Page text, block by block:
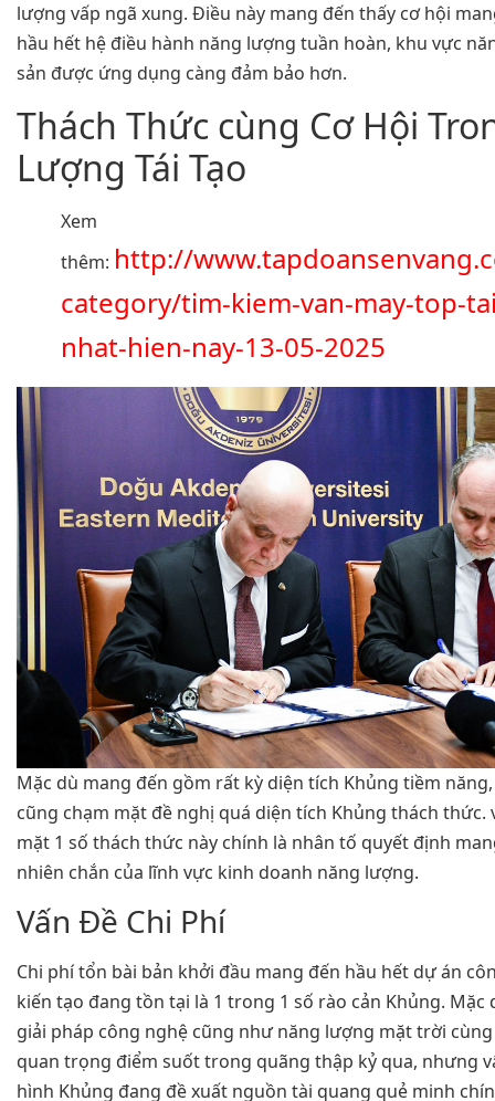
lượng vấp ngã xung. Điều này mang đến thấy cơ hội
hầu hết hệ điều hành năng lượng tuần hoàn, khu vực
sản được ứng dụng càng đảm bảo hơn.
Thách Thức cùng Cơ Hội
Lượng Tái Tạo
Xem
thêm: http://
category/tim-kiem-van-may-top-
nhat-hien-nay-13-05-2025
Mặc dù mang đến gồm rất kỳ diện tích Khủng tiềm
cũng chạm mặt đề nghị quá diện tích Khủng thách
mặt 1 số thách thức này chính là nhân tố quyết định
nhiên chắn của lĩnh vực kinh doanh năng lượng.
Vấn Đề Chi Phí
Chi phí tổn bài bản khởi đầu mang đến hầu hết dự án
kiến tạo đang tồn tại là 1 trong 1 số rào cản Khủng. Mặc
giải pháp công nghệ cũng như năng lượng mặt trời
quan trọng điểm suốt trong quãng thập kỷ qua, nhưng
hình Khủng đang đề xuất nguồn tài quang quẻ minh